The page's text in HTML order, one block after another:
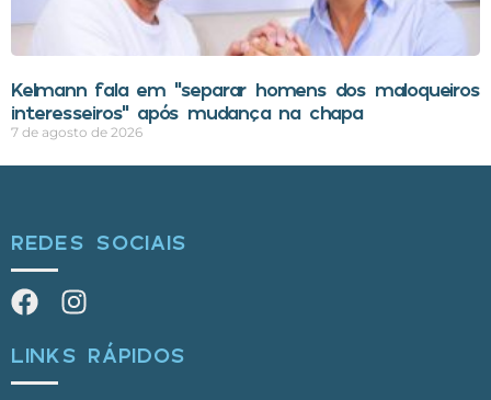
Kelmann fala em “separar homens dos maloqueiros
interesseiros” após mudança na chapa
7 de agosto de 2026
REDES SOCIAIS
LINKS RÁPIDOS